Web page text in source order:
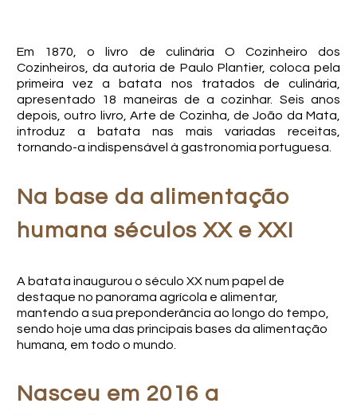
Em 1870, o livro de culinária O Cozinheiro dos
Cozinheiros, da autoria de Paulo Plantier, coloca pela
primeira vez a batata nos tratados de culinária,
apresentado 18 maneiras de a cozinhar. Seis anos
depois, outro livro, Arte de Cozinha, de João da Mata,
introduz a batata nas mais variadas receitas,
tornando-a indispensável à gastronomia portuguesa.
Na base da alimentação
humana séculos XX e XXI
A batata inaugurou o século XX num papel de
destaque no panorama agrícola e alimentar,
mantendo a sua preponderância ao longo do tempo,
sendo hoje uma das principais bases da alimentação
humana, em todo o mundo.
Nasceu em 2016 a